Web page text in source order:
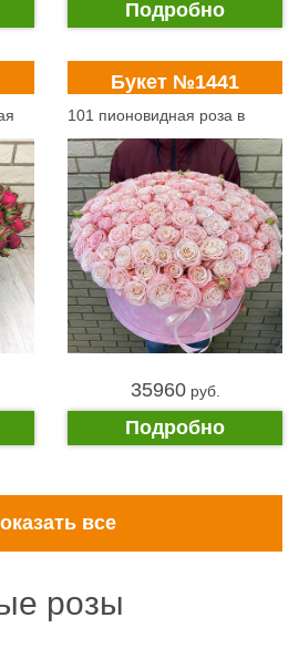
Подробно
Букет №1441
101 пионовидная роза в
коробке
35960pуб.
Подробно
все
розы